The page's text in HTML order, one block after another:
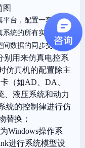
图
台，配置一套包含三
统的所有实时仿真机
间数据的同步交互。
别用来仿真电控系
仿真机的配置除主
（如AD、DA、
、液压系统和动力
统的控制律进行仿
替换；
Windows操作系
进行系统模型设